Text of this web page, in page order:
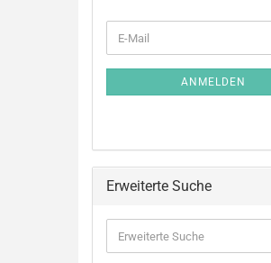
ANMELDEN
Erweiterte Suche